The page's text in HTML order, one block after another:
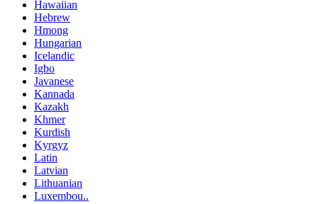
Hawaiian
Hebrew
Hmong
Hungarian
Icelandic
Igbo
Javanese
Kannada
Kazakh
Khmer
Kurdish
Kyrgyz
Latin
Latvian
Lithuanian
Luxembou..